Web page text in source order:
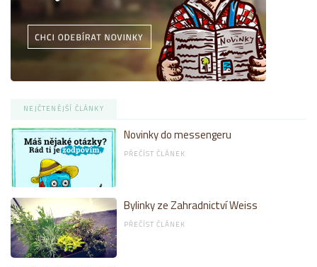
NEJČTENĚJŠÍ ČLÁNKY
Novinky do messengeru
PŘEČÍST ČLÁNEK
Bylinky ze Zahradnictví Weiss
PŘEČÍST ČLÁNEK